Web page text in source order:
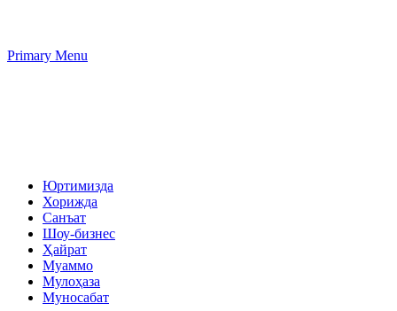
Primary Menu
Юртимизда
Хорижда
Санъат
Шоу-бизнес
Ҳайрат
Муаммо
Мулоҳаза
Муносабат